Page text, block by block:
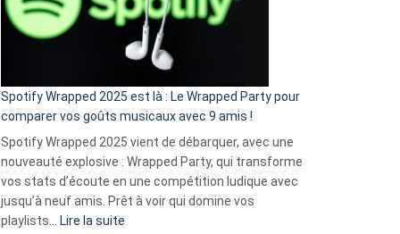
n’ai
pas
de
cash
»
Solly
change
la
vie
Spotify Wrapped 2025 est là : Le Wrapped Party pour
comparer vos goûts musicaux avec 9 amis !
Spotify Wrapped 2025 vient de débarquer, avec une
nouveauté explosive : Wrapped Party, qui transforme
vos stats d’écoute en une compétition ludique avec
jusqu’à neuf amis. Prêt à voir qui domine vos
playlists…
Lire la suite